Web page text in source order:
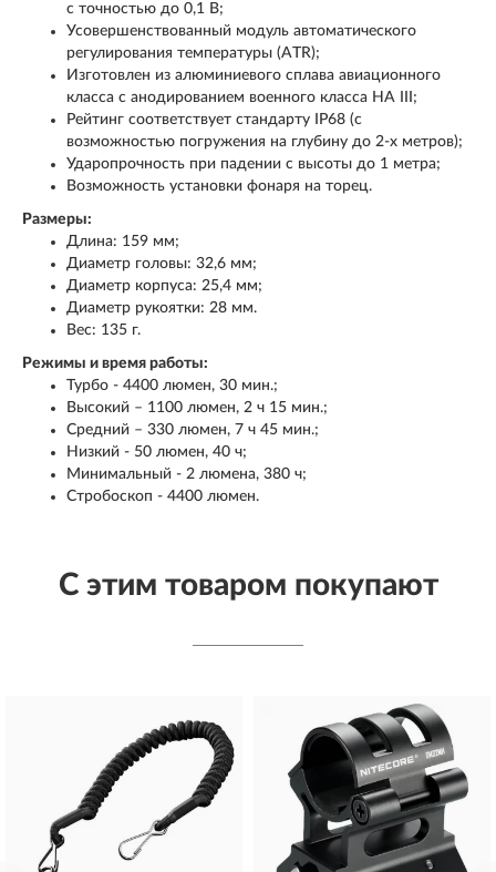
с точностью до 0,1 В;
Усовершенствованный модуль автоматического
регулирования температуры (ATR);
Изготовлен из алюминиевого сплава авиационного
класса с анодированием военного класса HA III;
Рейтинг соответствует стандарту IP68 (с
возможностью погружения на глубину до 2-х метров);
Ударопрочность при падении с высоты до 1 метра;
Возможность установки фонаря на торец.
Размеры:
Длина: 159 мм;
Диаметр головы: 32,6 мм;
Диаметр корпуса: 25,4 мм;
Диаметр рукоятки: 28 мм.
Вес: 135 г.
Режимы и время работы:
Турбо - 4400 люмен, 30 мин.;
Высокий – 1100 люмен, 2 ч 15 мин.;
Средний – 330 люмен, 7 ч 45 мин.;
Низкий - 50 люмен, 40 ч;
Минимальный - 2 люмена, 380 ч;
Стробоскоп - 4400 люмен.
С этим товаром покупают